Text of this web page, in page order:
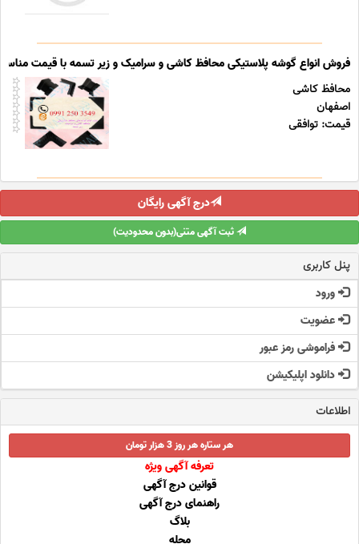
فروش انواع گوشه پلاستیکی محافظ کاشی و سرامیک و زیر تسمه با قیمت
محافظ کاشی
اصفهان
قیمت: توافقی
درج آگهی رایگان
ثبت آگهی متنی(بدون محدودیت)
پنل کاربری
ورود
عضویت
فراموشی رمز عبور
دانلود اپلیکیشن
اطلاعات
هر ستاره هر روز 3 هزار تومان
تعرفه آگهی ویژه
قوانین درج آگهی
راهنمای درج آگهی
بلاگ